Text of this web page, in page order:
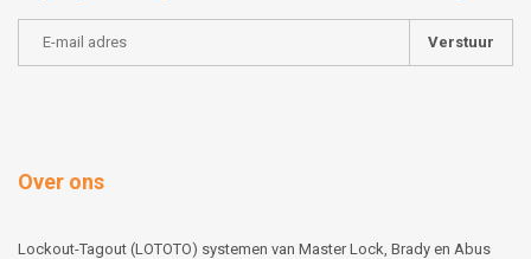
Verstuur
Over ons
Lockout-Tagout (LOTOTO) systemen van Master Lock, Brady en Abus